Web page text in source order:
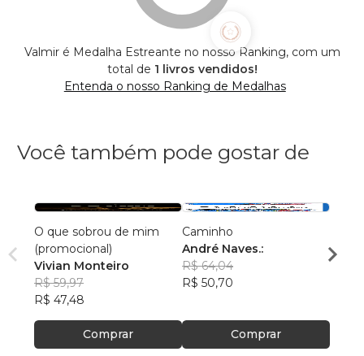
Valmir é Medalha Estreante no nosso Ranking, com um
total de 1 livros vendidos!
Entenda o nosso Ranking de Medalhas
Você também pode gostar de
O que sobrou de mim
(promocional)
Vivian Monteiro
R$ 59,97
R$ 47,48
Comprar
Caminho
André Naves.:
R$ 64,04
R$ 50,70
Comprar
R$